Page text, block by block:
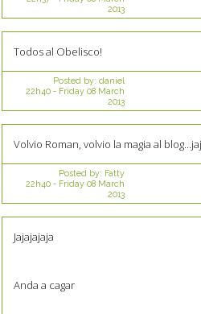
2013
Todos al Obelisco!
Posted by: daniel
22h40- Friday 08 March
2013
Volvio Roman, volvio la magia al
Posted by: Fatty
22h40- Friday 08 March
2013
Jajajajaja
Anda a cagar